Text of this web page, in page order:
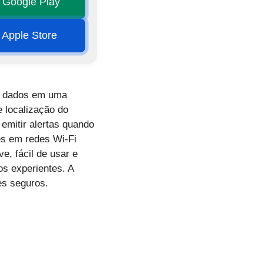
Store
em uma
localização do
alertas quando
em redes Wi-Fi
fácil de usar e
experientes. A
seguros.